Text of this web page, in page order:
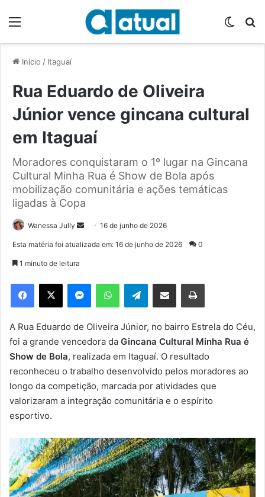
Início / Itaguaí
Rua Eduardo de Oliveira
Júnior vence gincana cultural
em Itaguaí
Moradores conquistaram o 1º lugar na Gincana
Cultural Minha Rua é Show de Bola após
mobilização comunitária e ações temáticas
ligadas à Copa
Wanessa Jully
e
m
e
-
m
a
16 de junho de 2026
Esta matéria foi atualizada em: 16 de junho de 2026 0
1 minuto de leitura
Telegram
A Rua Eduardo de Oliveira Júnior, no bairro Estrela do Céu,
foi a grande vencedora da Gincana Cultural Minha Rua é
Show de Bola, realizada em Itaguaí. O resultado
reconheceu o trabalho desenvolvido pelos moradores ao
longo da competição, marcada por atividades que
valorizaram a integração comunitária e o espírito
esportivo.